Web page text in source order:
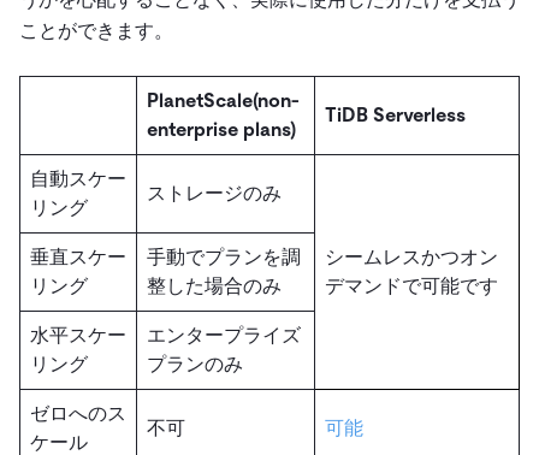
ことができます。
PlanetScale(non-
enterprise plans)
TiDB Serverless
自動スケー
リング
ストレージのみ
シームレスかつオン
デマンドで可能です
垂直スケー
リング
手動でプランを調
整した場合のみ
水平スケー
リング
エンタープライズ
プランのみ
ゼロへのス
ケール
不可 可能